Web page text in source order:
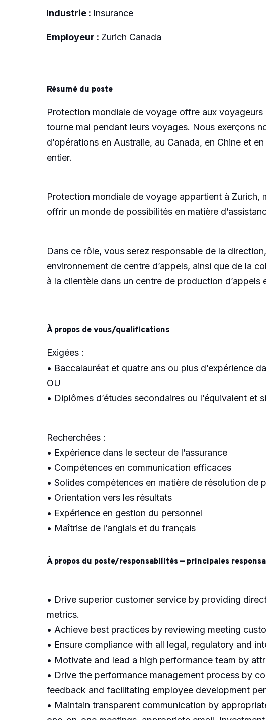
Industrie : Insurance
Employeur : Zurich Canada
Résumé du poste
Protection mondiale de voyage offre aux voyageurs
tourne mal pendant leurs voyages. Nous exerçons
d’opérations en Australie, au Canada, en Chine et
entier.
Protection mondiale de voyage appartient à Zurich,
offrir un monde de possibilités en matière
Dans ce rôle, vous serez responsable de la
environnement de centre d’appels, ainsi que de la
à la clientèle dans un centre de production d’appels
À propos de vous/qualifications
Exigées :
• Baccalauréat et quatre ans ou plus d’expérience
OU
• Diplômes d’études secondaires ou l’équivalent et
Recherchées :
• Expérience dans le secteur de l’assurance
• Compétences en communication efficaces
• Solides compétences en matière de résolution de
• Orientation vers les résultats
• Expérience en gestion du personnel
• Maîtrise de l’anglais et du français
À propos du poste/responsabilités — principales
• Drive superior customer service by providing
metrics.
• Achieve best practices by reviewing meeting
• Ensure compliance with all legal, regulatory and
• Motivate and lead a high performance team by
• Drive the performance management process by
feedback and facilitating employee development
• Maintain transparent communication by